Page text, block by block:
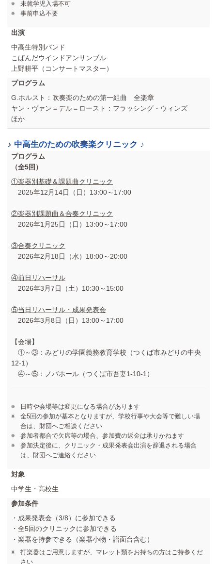
未就学児入場不可
事前申込不要
出演
中高生特別バンド
こぱんだウインドアンサンブル
上野耕平（コンサートマスター）
プログラム
G.ホルスト：吹奏楽のための第一組曲 全楽章
ヤン・ヴァン＝デル＝ロースト：フラッシング・ウィンズ
ほか
♪ 中高生のための吹奏楽クリニック ♪
プログラム
（全5回）
①楽器別基礎＆課題曲クリニック
2025年12月14日（日）13:00～17:00
②楽器別課題曲＆合奏クリニック
2026年1月25日（日）13:00～17:00
③合奏クリニック
2026年2月18日（水）18:00～20:00
④前日リハーサル
2026年3月7日（土）10:30～15:00
⑤当日リハーサル・成果発表会
2026年3月8日（日）13:00～17:00
【会場】
①～③：みどりの学園義務教育学校（つくば市みどりの中央
12-1）
④～⑤：ノバホール（つくば市吾妻1-10-1）
日時や会場等は変更になる場合があります
全5回の参加が基本となりますが、学校行事や大会等で難しい場
合は、財団へご相談ください
参加者都合で欠席等の場合、参加費の返金は承りかねます
参加決定後に、クリニック・成果発表会出演を辞退される場合
は、財団へご連絡ください
対象
中学生・高校生
参加条件
・成果発表会（3/8）に参加できる
・全5回のクリニックに参加できる
・楽器を持参できる（楽器小物・譜面台含む）
打楽器はご用意しますが、マレット類をお持ちの方はご持参くだ
さい